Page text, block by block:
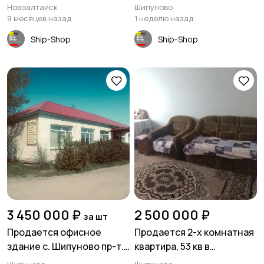
Алтайский край
Новоалтайск
9 месяцев назад
Ship-Shop
ПОКРЫТИЕМ В
ШИПУНОВО
Шипуново
1 неделю назад
Ship-Shop
3 450 000 ₽ за шт
Продается офисное
здание с. Шипуново пр-т.
Комсомольский 87,
2 500 000 ₽
Продается 2-х комнатная
квартира, 53 кв в
Шипуново